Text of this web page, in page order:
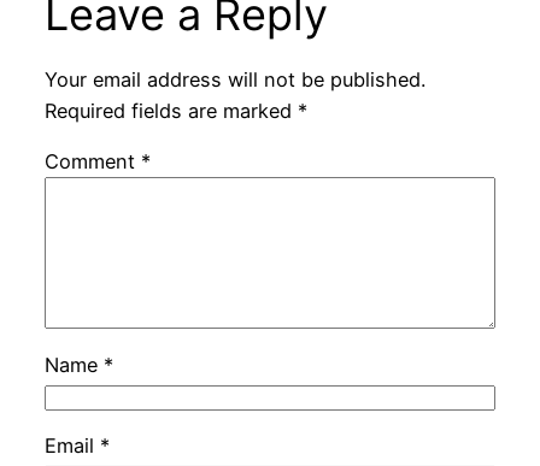
Leave a Reply
Your email address will not be published.
Required fields are marked *
Comment *
Name *
Email *